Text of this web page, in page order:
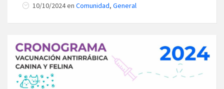
10/10/2024en Comunidad, General